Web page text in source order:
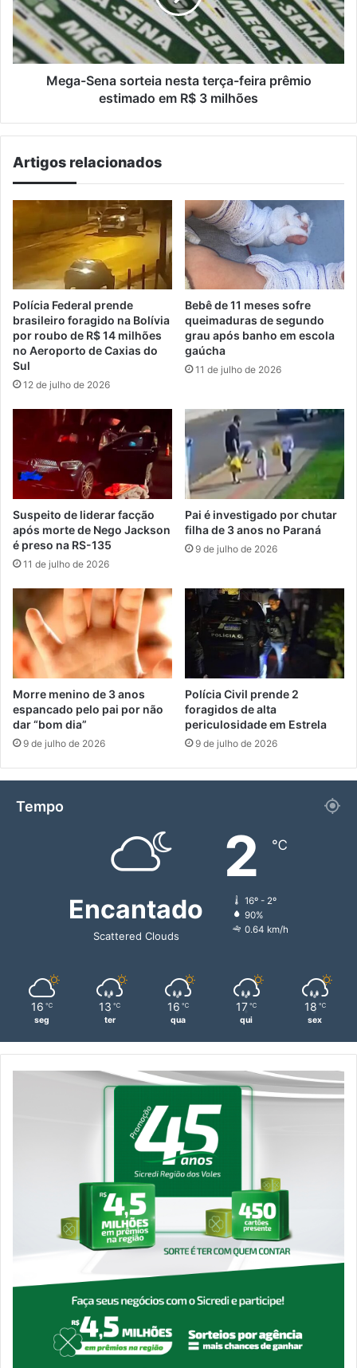
feira
prêmio
estimado
em
Mega-Sena sorteia nesta terça-feira prêmio
estimado em R$ 3 milhões
Artigos relacionados
Polícia Federal prende
brasileiro foragido na Bolívia
por roubo de R$ 14 milhões
no Aeroporto de Caxias do
Sul
12 de julho de 2026
Bebê de 11 meses sofre
queimaduras de segundo
grau após banho em escola
gaúcha
11 de julho de 2026
Suspeito de liderar facção
após morte de Nego Jackson
é preso na RS-135
11 de julho de 2026
Pai é investigado por chutar
filha de 3 anos no Paraná
9 de julho de 2026
Morre menino de 3 anos
espancado pelo pai por não
dar “bom dia”
9 de julho de 2026
Polícia Civil prende 2
foragidos de alta
periculosidade em Estrela
9 de julho de 2026
Tempo
Encantado
Scattered Clouds
2 ℃
16º - 2º
90%
0.64 km/h
16 ℃
seg
13 ℃
ter
16 ℃
qua
17 ℃
qui
18 ℃
sex